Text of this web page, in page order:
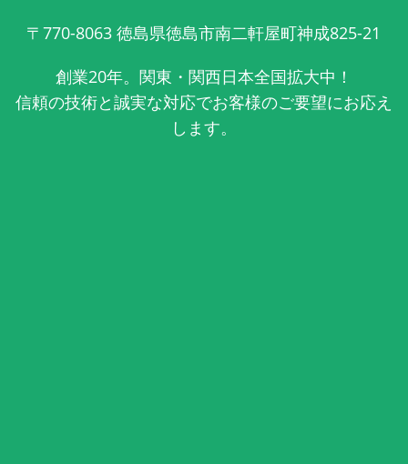
〒770-8063 徳島県徳島市南二軒屋町神成825-21
創業20年。関東・関西日本全国拡大中！
信頼の技術と誠実な対応でお客様のご要望にお応え
します。